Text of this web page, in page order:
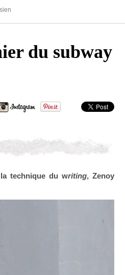
du subway
technique du writing, Zenoy